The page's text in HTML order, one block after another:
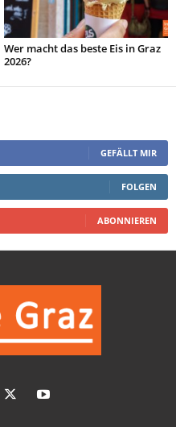
Wer macht das beste Eis in Graz
2026?
GEFÄLLT MIR
FOLGEN
ABONNIEREN